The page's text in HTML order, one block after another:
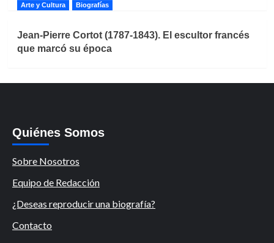
Arte y Cultura Biografías
Jean-Pierre Cortot (1787-1843). El escultor francés
que marcó su época
Quiénes Somos
Sobre Nosotros
Equipo de Redacción
¿Deseas reproducir una biografía?
Contacto